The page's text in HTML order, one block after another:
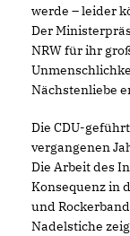
werde – leider
Der
NRW für ihr
Nächstenliebe
Die CDU-
vergangenen
Die Arbeit des
Konsequenz in
und
Nadelstiche